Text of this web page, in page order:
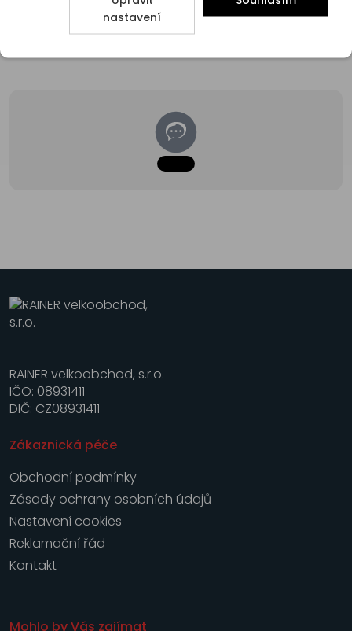
RAINER velkoobchod, s.r.o.
IČO: 08931411
DIČ: CZ08931411
Zákaznická péče
Obchodní podmínky
Zásady ochrany osobních údajů
Nastavení cookies
Reklamační řád
Kontakt
Mohlo by Vás zajímat
nastavení